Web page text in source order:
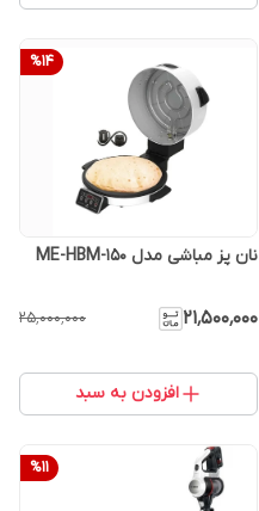
%14
نان پز مباشی مدل ME-HBM-150
۲۱٬۵۰۰٬۰۰۰ ۲۵٬۰۰۰٬۰۰۰
افزودن به سبد
%11